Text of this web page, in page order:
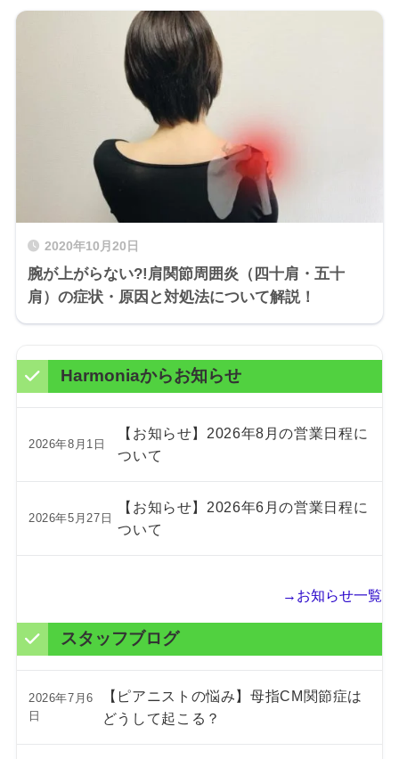
2020年10月20日
腕が上がらない?!肩関節周囲炎（四十肩・五十
肩）の症状・原因と対処法について解説！
Harmoniaからお知らせ
2026年8月1日
【お知らせ】2026年8月の営業日程に
ついて
2026年5月27日
【お知らせ】2026年6月の営業日程に
ついて
→お知らせ一覧
スタッフブログ
2026年7月6
日
【ピアニストの悩み】母指CM関節症は
どうして起こる？